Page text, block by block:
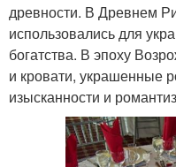
древности. В Древнем
использовались для
богатства. В эпоху
и кровати, украшенные
изысканности и